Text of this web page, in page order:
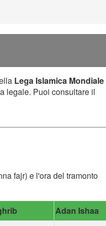
Lega Islamica Mondiale
legale. Puoi consultare il
fajr) e l'ora del tramonto
Adan Ishaa